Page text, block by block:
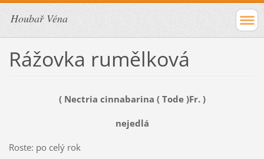
Houbař Véna
Rážovka rumělková
( Nectria cinnabarina ( Tode )Fr. )
nejedlá
Roste: po celý rok